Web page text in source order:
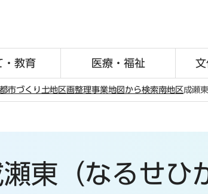
・教育 医療・福祉 文
都市づくり 土地区画整理事業地図から検索南地区成瀬
瀬東（なるせひ